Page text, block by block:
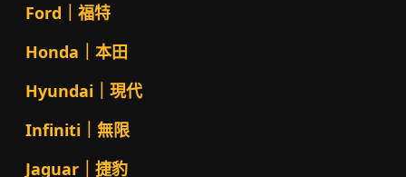
Ford｜福特
Honda｜本田
Hyundai｜現代
Infiniti｜無限
Jaguar｜捷豹